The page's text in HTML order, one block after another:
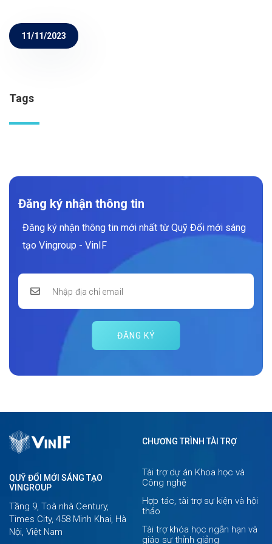
11/11/2023
Tags
Đăng ký nhận thông tin
Đăng ký nhận thông tin mới nhất từ Quỹ Đổi mới sáng
tạo Vingroup - VinIF
ĐĂNG KÝ
QUỸ ĐỔI MỚI SÁNG TẠO
VINGROUP
Tầng 9, Toà nhà Century,
Times City, 458 Minh Khai, Hà
Nội, Việt Nam
CHƯƠNG TRÌNH TÀI TRỢ
Tài trợ dự án Khoa học và
Công nghệ
Hợp tác, tài trợ sự kiện và hội
thảo
Tài trợ khóa học ngắn hạn và
giáo sư thỉnh giảng